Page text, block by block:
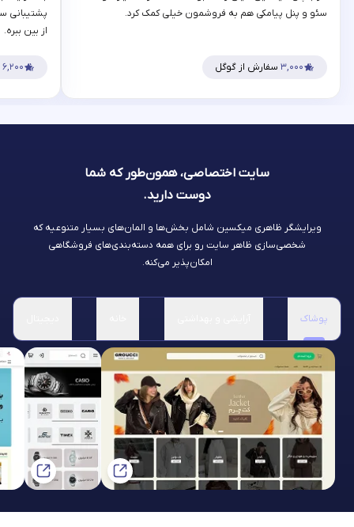
سئو و پنل پیامکی هم به فروشمون خیلی کمک کرد.
۳,۰۰۰ سفارش از گوگل
پشتیبانی
از بین ببره.
۶,۲۰۰
سایت اختصاصی، همون‌طور که شما
دوست دارید.
ویرایشگر ظاهری میکسین شامل بخش‌ها و المان‌های بسیار متنوعیه که
شخصی‌سازی ظاهر سایت رو برای همه دسته‌بندی‌های فروشگاهی
امکان‌پذیر می‌کنه.
پوشاک